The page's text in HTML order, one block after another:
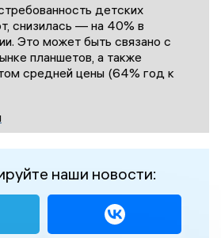
детских
снизилась — на 40% в
Это может быть связано с
планшетов, а также
средней цены (64% год к
наши новости: